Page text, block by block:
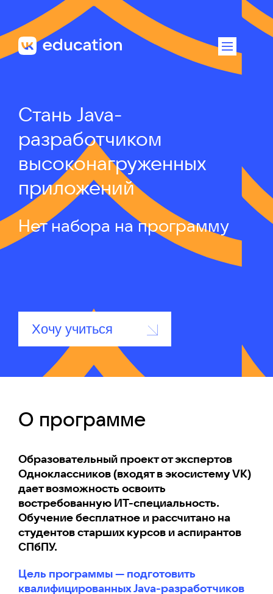
Стань Java-
разработчиком
высоконагруженных
приложений
Нет набора на программу
Хочу учиться
О программе
Образовательный проект от экспертов
Одноклассников (входят в экосистему VK)
дает возможность освоить
востребованную ИТ-специальность.
Обучение бесплатное и рассчитано на
студентов старших курсов и аспирантов
СПбПУ.
Цель программы — подготовить
квалифицированных Java-разработчиков